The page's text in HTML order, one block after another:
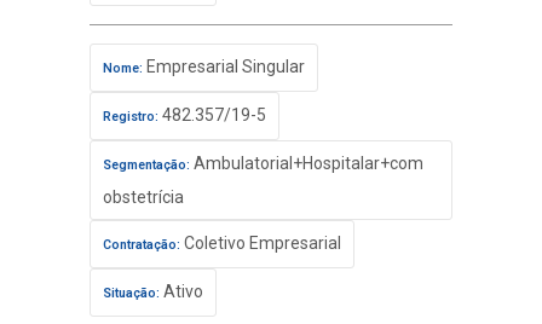
Nome: Empresarial Singular
Registro: 482.357/19-5
Segmentação: Ambulatorial+Hospitalar+com
obstetrícia
Contratação: Coletivo Empresarial
Situação: Ativo